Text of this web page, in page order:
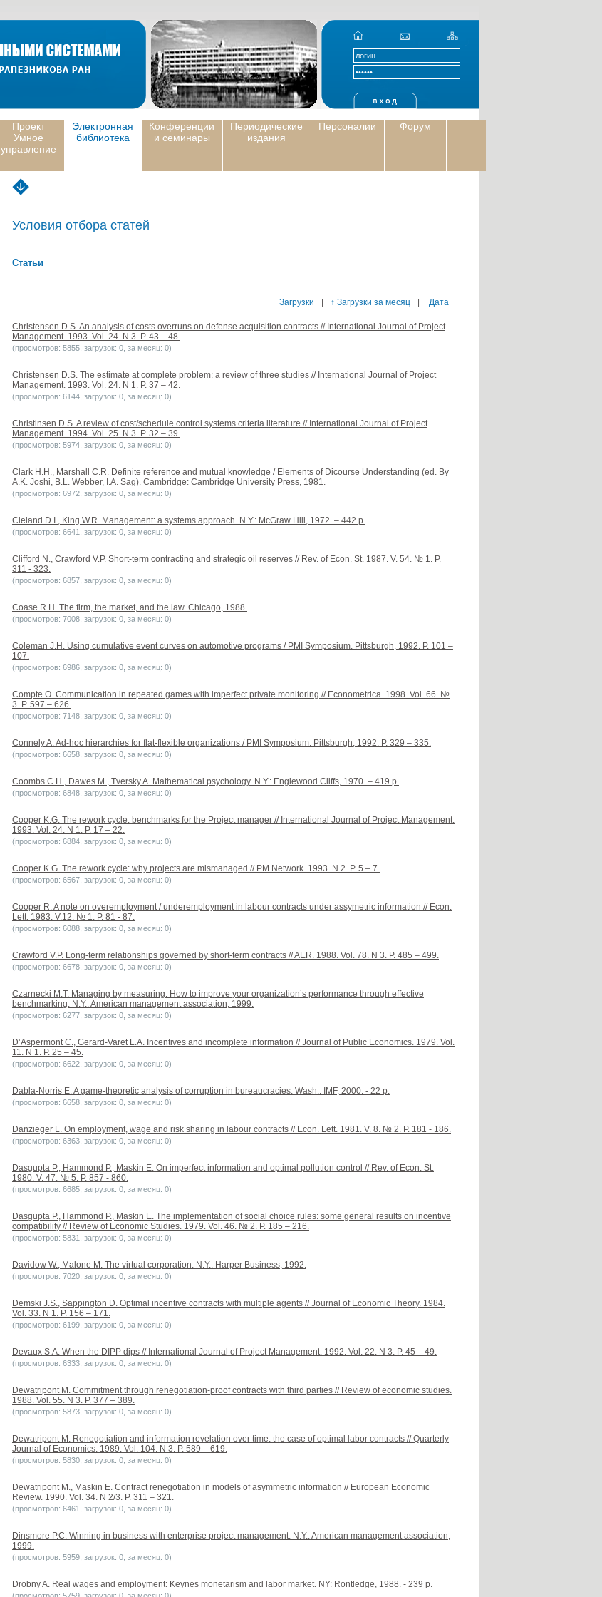
Проект
Умное
управление
Электронная
библиотека
Конференции
и семинары
Периодические
издания
Персоналии Форум
Условия отбора статей
Статьи
Загрузки ↑ Загрузки за месяц Дата
Christensen D.S. An analysis of costs overruns on defense acquisition contracts // International Journal of Project
Management. 1993. Vol. 24. N 3. P. 43 – 48.
(просмотров: 5855, загрузок: 0, за месяц: 0)
Christensen D.S. The estimate at complete problem: a review of three studies // International Journal of Project
Management. 1993. Vol. 24. N 1. P. 37 – 42.
(просмотров: 6144, загрузок: 0, за месяц: 0)
Christinsen D.S. A review of cost/schedule control systems criteria literature // International Journal of Project
Management. 1994. Vol. 25. N 3. P. 32 – 39.
(просмотров: 5974, загрузок: 0, за месяц: 0)
Clark H.H., Marshall C.R. Definite reference and mutual knowledge / Elements of Dicourse Understanding (ed. By
A.K. Joshi, B.L. Webber, I.A. Sag). Cambridge: Cambridge University Press, 1981.
(просмотров: 6972, загрузок: 0, за месяц: 0)
Cleland D.I., King W.R. Management: a systems approach. N.Y.: McGraw Hill, 1972. – 442 p.
(просмотров: 6641, загрузок: 0, за месяц: 0)
Clifford N., Crawford V.P. Short-term contracting and strategic oil reserves // Rev. of Econ. St. 1987. V. 54. № 1. P.
311 - 323.
(просмотров: 6857, загрузок: 0, за месяц: 0)
Coase R.H. The firm, the market, and the law. Chicago, 1988.
(просмотров: 7008, загрузок: 0, за месяц: 0)
Coleman J.H. Using cumulative event curves on automotive programs / PMI Symposium. Pittsburgh, 1992. P. 101 –
107.
(просмотров: 6986, загрузок: 0, за месяц: 0)
Compte O. Communication in repeated games with imperfect private monitoring // Econometrica. 1998. Vol. 66. №
3. P. 597 – 626.
(просмотров: 7148, загрузок: 0, за месяц: 0)
Connely A. Ad-hoc hierarchies for flat-flexible organizations / PMI Symposium. Pittsburgh, 1992. P. 329 – 335.
(просмотров: 6658, загрузок: 0, за месяц: 0)
Coombs C.H., Dawes M., Tversky A. Mathematical psychology. N.Y.: Englewood Cliffs, 1970. – 419 p.
(просмотров: 6848, загрузок: 0, за месяц: 0)
Cooper K.G. The rework cycle: benchmarks for the Project manager // International Journal of Project Management.
1993. Vol. 24. N 1. P. 17 – 22.
(просмотров: 6884, загрузок: 0, за месяц: 0)
Cooper K.G. The rework cycle: why projects are mismanaged // PM Network. 1993. N 2. P. 5 – 7.
(просмотров: 6567, загрузок: 0, за месяц: 0)
Cooper R. A note on overemployment / underemployment in labour contracts under assymetric information // Econ.
Lett. 1983. V.12. № 1. P. 81 - 87.
(просмотров: 6088, загрузок: 0, за месяц: 0)
Crawford V.P. Long-term relationships governed by short-term contracts // AER. 1988. Vol. 78. N 3. P. 485 – 499.
(просмотров: 6678, загрузок: 0, за месяц: 0)
Czarnecki M.T. Managing by measuring: How to improve your organization’s performance through effective
benchmarking. N.Y.: American management association, 1999.
(просмотров: 6277, загрузок: 0, за месяц: 0)
D’Aspermont C., Gerard-Varet L.A. Incentives and incomplete information // Journal of Public Economics. 1979. Vol.
11. N 1. P. 25 – 45.
(просмотров: 6622, загрузок: 0, за месяц: 0)
Dabla-Norris E. A game-theoretic analysis of corruption in bureaucracies. Wash.: IMF, 2000. - 22 p.
(просмотров: 6658, загрузок: 0, за месяц: 0)
Danzieger L. On employment, wage and risk sharing in labour contracts // Econ. Lett. 1981. V. 8. № 2. P. 181 - 186.
(просмотров: 6363, загрузок: 0, за месяц: 0)
Dasgupta P., Hammond P., Maskin E. On imperfect information and optimal pollution control // Rev. of Econ. St.
1980. V. 47. № 5. P. 857 - 860.
(просмотров: 6685, загрузок: 0, за месяц: 0)
Dasgupta P., Hammond P., Maskin E. The implementation of social choice rules: some general results on incentive
compatibility // Review of Economic Studies. 1979. Vol. 46. № 2. P. 185 – 216.
(просмотров: 5831, загрузок: 0, за месяц: 0)
Davidow W., Malone M. The virtual corporation. N.Y.: Harper Business, 1992.
(просмотров: 7020, загрузок: 0, за месяц: 0)
Demski J.S., Sappington D. Optimal incentive contracts with multiple agents // Journal of Economic Theory. 1984.
Vol. 33. N 1. P. 156 – 171.
(просмотров: 6199, загрузок: 0, за месяц: 0)
Devaux S.A. When the DIPP dips // International Journal of Project Management. 1992. Vol. 22. N 3. P. 45 – 49.
(просмотров: 6333, загрузок: 0, за месяц: 0)
Dewatripont M. Commitment through renegotiation-proof contracts with third parties // Review of economic studies.
1988. Vol. 55. N 3. P. 377 – 389.
(просмотров: 5873, загрузок: 0, за месяц: 0)
Dewatripont M. Renegotiation and information revelation over time: the case of optimal labor contracts // Quarterly
Journal of Economics. 1989. Vol. 104. N 3. P. 589 – 619.
(просмотров: 5830, загрузок: 0, за месяц: 0)
Dewatripont M., Maskin E. Contract renegotiation in models of asymmetric information // European Economic
Review. 1990. Vol. 34. N 2/3. P. 311 – 321.
(просмотров: 6461, загрузок: 0, за месяц: 0)
Dinsmore P.C. Winning in business with enterprise project management. N.Y.: American management association,
1999.
(просмотров: 5959, загрузок: 0, за месяц: 0)
Drobny A. Real wages and employment: Keynes monetarism and labor market. NY: Rontledge, 1988. - 239 p.